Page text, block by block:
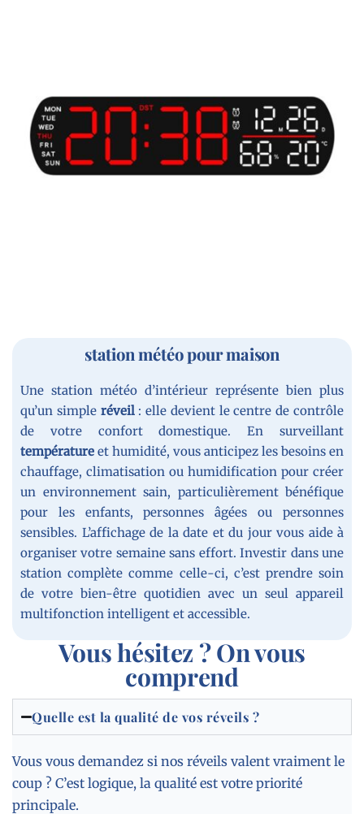
station météo pour maison​
Une station météo d’intérieur représente bien plus
qu’un simple réveil: elle devient le centre de contrôle
de votre confort domestique. En surveillant
température et humidité, vous anticipez les besoins en
chauffage, climatisation ou humidification pour créer
un environnement sain, particulièrement bénéfique
pour les enfants, personnes âgées ou personnes
sensibles. L’affichage de la date et du jour vous aide à
organiser votre semaine sans effort. Investir dans une
station complète comme celle-ci, c’est prendre soin
de votre bien-être quotidien avec un seul appareil
multifonction intelligent et accessible.
Vous hésitez ? On vous
comprend
Quelle est la qualité de vos réveils ?
Vous vous demandez si nos réveils valent vraiment le
coup ? C’est logique, la qualité est votre priorité
principale.